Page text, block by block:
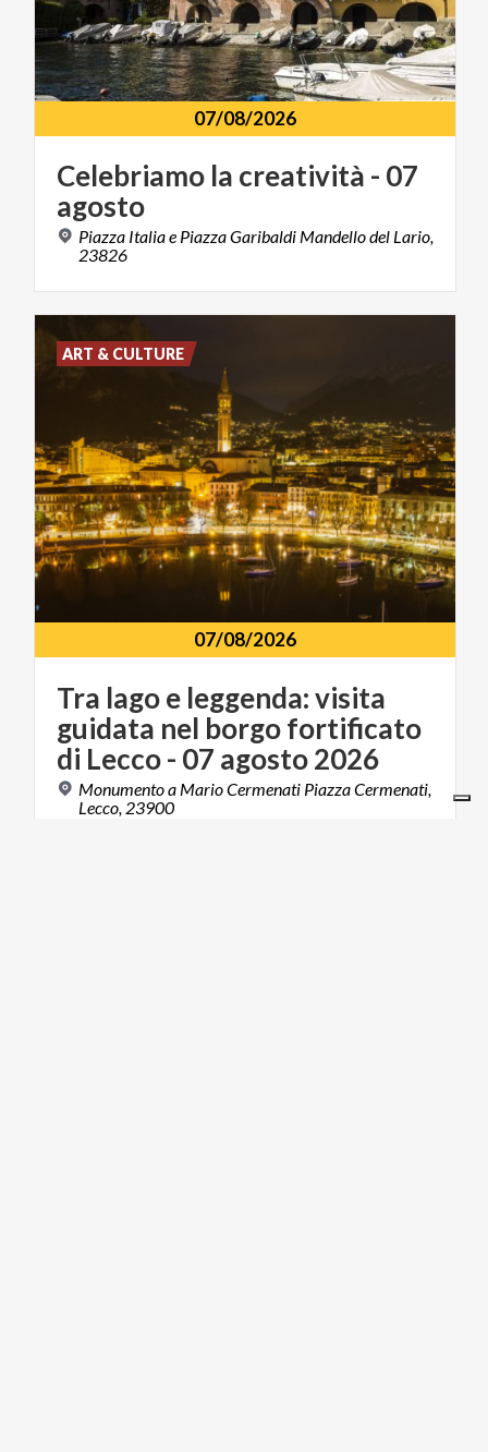
07/08/2026
Celebriamo la creatività - 07
agosto
Piazza Italia e Piazza Garibaldi Mandello del Lario,
23826
07/08/2026
Tra lago e leggenda: visita
guidata nel borgo fortificato
di Lecco - 07 agosto 2026
Monumento a Mario Cermenati Piazza Cermenati,
Lecco, 23900
ART & CULTURE